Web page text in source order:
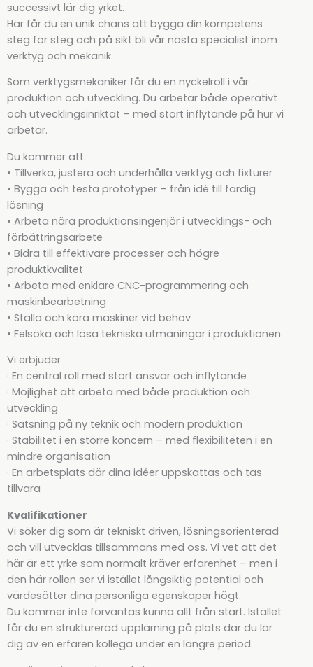
successivt lär dig yrket.
Här får du en unik chans att bygga din kompetens
steg för steg och på sikt bli vår nästa specialist inom
verktyg och mekanik.
Som verktygsmekaniker får du en nyckelroll i vår
produktion och utveckling. Du arbetar både operativt
och utvecklingsinriktat – med stort inflytande på hur vi
arbetar.
Du kommer att:
• Tillverka, justera och underhålla verktyg och fixturer
• Bygga och testa prototyper – från idé till färdig
lösning
• Arbeta nära produktionsingenjör i utvecklings- och
förbättringsarbete
• Bidra till effektivare processer och högre
produktkvalitet
• Arbeta med enklare CNC-programmering och
maskinbearbetning
• Ställa och köra maskiner vid behov
• Felsöka och lösa tekniska utmaningar i produktionen
Vi erbjuder
· En central roll med stort ansvar och inflytande
· Möjlighet att arbeta med både produktion och
utveckling
· Satsning på ny teknik och modern produktion
· Stabilitet i en större koncern – med flexibiliteten i en
mindre organisation
· En arbetsplats där dina idéer uppskattas och tas
tillvara
Kvalifikationer
Vi söker dig som är tekniskt driven, lösningsorienterad
och vill utvecklas tillsammans med oss. Vi vet att det
här är ett yrke som normalt kräver erfarenhet – men i
den här rollen ser vi istället långsiktig potential och
värdesätter dina personliga egenskaper högt.
Du kommer inte förväntas kunna allt från start. Istället
får du en strukturerad upplärning på plats där du lär
dig av en erfaren kollega under en längre period.